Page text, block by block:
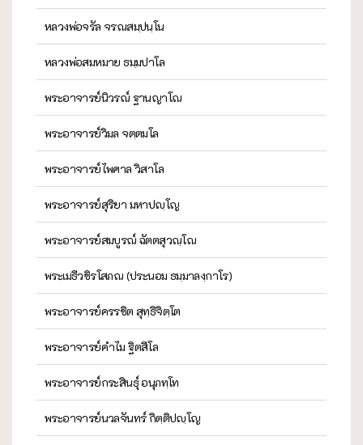
หลวงพ่อจรัล จรณสมฺปนฺโน
หลวงพ่อสมหมาย ธมฺมปาโล
พระอาจารย์นิวรณ์ ฐานญาโณ
พระอาจารย์วิมล จตฺตมโล
พระอาจารย์ไพศาล วิสาโล
พระอาจารย์สุริยา มหาปญฺโญ
พระอาจารย์สมบูรณ์ ฉัตตสุวณฺโณ
พระเมธีวชิรโสภณ (ประนอม ธมฺมาลงฺกาโร)
พระอาจารย์ครรชิต สุทฺธิจิตฺโต
พระอาจารย์คำไม ฐิตสีโล
พระอาจารย์กระสินธุ์ อนุภทฺโท
พระอาจารย์นวลจันทร์ กิตฺติปญฺโญ